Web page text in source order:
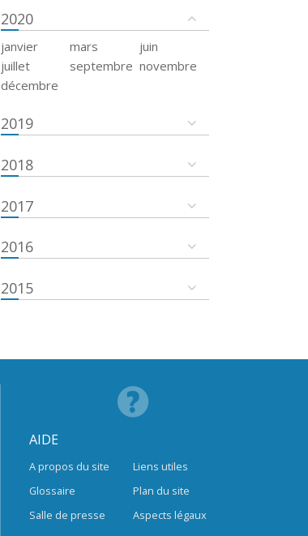
2020
janvier mars
juin
juillet
septembre novembre
décembre
2019
2018
2017
2016
2015
AIDE
A propos du site
Glossaire
Salle de presse
Liens utiles
Plan du site
Aspects légaux